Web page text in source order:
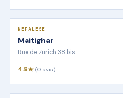
NEPALESE
Maitighar
Rue de Zurich 38 bis
4.8★ (0 avis)